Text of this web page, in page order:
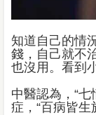
知道自己的情
錢，自己就不
也沒用。看到
中醫認為，“
症，“百病皆生